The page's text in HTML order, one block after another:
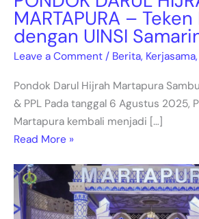
MARTAPURA –
dengan UINSI
Leave a Comment / Berita, Kerjasama,
Pondok Darul Hijrah Martapura
& PPL Pada tanggal 6 Agustus 2025,
Martapura kembali menjadi […]
Read More »